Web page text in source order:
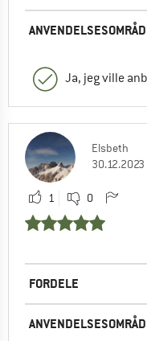
Ja, jeg ville
Elsbeth
30.12.2023
1 0
FORDELE